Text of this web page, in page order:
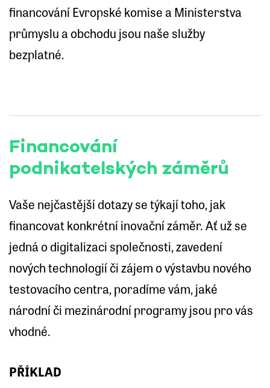
financování Evropské komise a Ministerstva
průmyslu a obchodu jsou naše služby
bezplatné.
Financování
podnikatelských záměrů
Vaše nejčastější dotazy se týkají toho, jak
financovat konkrétní inovační záměr. Ať už se
jedná o digitalizaci společnosti, zavedení
nových technologií či zájem o výstavbu nového
testovacího centra, poradíme vám, jaké
národní či mezinárodní programy jsou pro vás
vhodné.
PŘÍKLAD